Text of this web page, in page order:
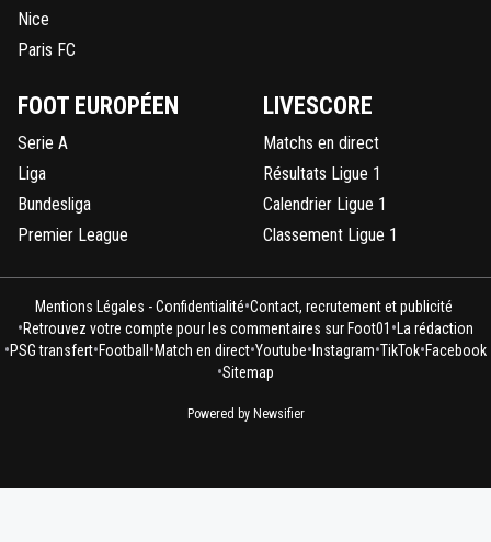
Nice
Paris FC
FOOT EUROPÉEN
Serie A
Liga
Bundesliga
Premier League
LIVESCORE
Matchs en direct
Résultats Ligue 1
Calendrier Ligue 1
Classement Ligue 1
Mentions Légales - Confidentialité•Contact, recrutement et publicité
•Retrouvez votre compte pour les commentaires sur Foot01 • La rédaction
•PSG transfert•Football •Match en direct•Youtube• Instagram•TikTok•Facebook
•Sitemap
Powered by Newsifier